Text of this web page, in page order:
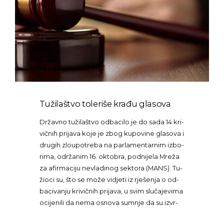
Tužilaštvo toleriše krađu glasova
Dr­žav­no tu­ži­la­štvo od­ba­ci­lo je do sa­da 14 kri­
vič­nih pri­ja­va ko­je je zbog ku­po­vi­ne gla­so­va i
dru­gih zlo­u­po­tre­ba na par­la­men­tar­nim iz­bo­
ri­ma, odr­ža­nim 16. ok­to­bra, pod­ni­je­la Mre­ža
za afir­ma­ci­ju ne­vla­di­nog sek­to­ra (MANS). Tu­
ži­o­ci su, što se mo­že vi­dje­ti iz rje­še­nja o od­
ba­ci­va­nju kri­vič­nih pri­ja­va, u svim slu­ča­je­vi­ma
oci­je­ni­li da ne­ma osno­va sum­nje da su iz­vr­